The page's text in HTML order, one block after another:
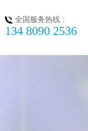
全国服务热线：
134 8090 2536